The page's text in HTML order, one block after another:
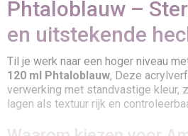
Phtaloblauw –
en uitstekende
Til je werk naar een hoger niveau
120 ml Phtaloblauw, Deze
verwerking met standvastige kleur,
lagen als textuur rijk en